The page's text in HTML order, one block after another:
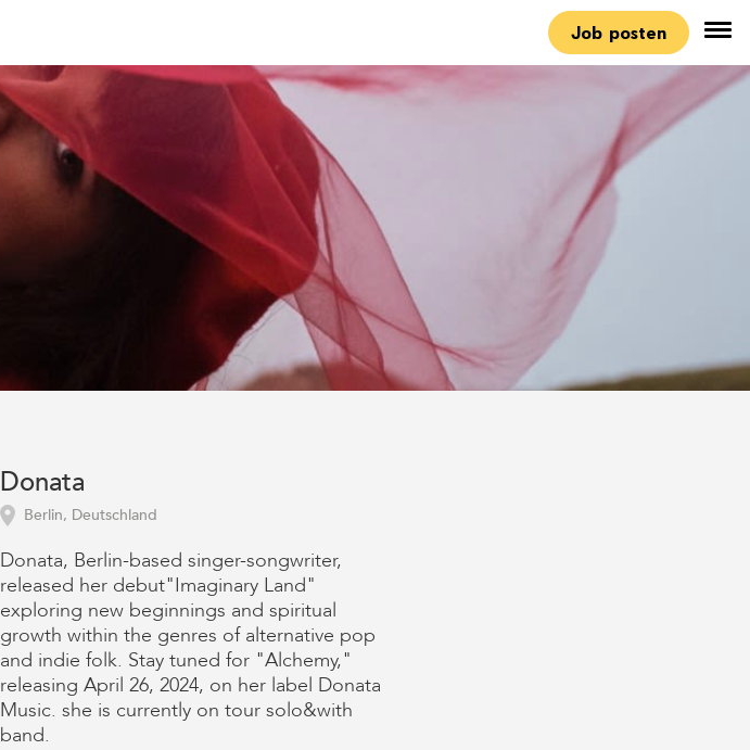
Job posten
Donata
Berlin, Deutschland
Donata, Berlin-based singer-songwriter,
released her debut"Imaginary Land"
exploring new beginnings and spiritual
growth within the genres of alternative pop
and indie folk. Stay tuned for "Alchemy,"
releasing April 26, 2024, on her label Donata
Music. she is currently on tour solo&with
band.